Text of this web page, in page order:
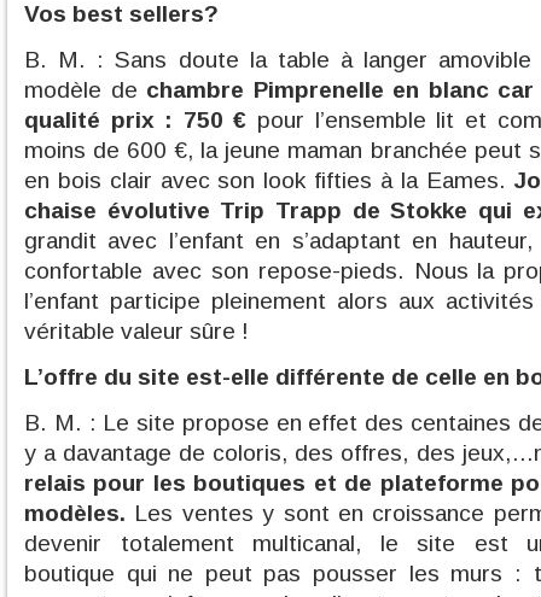
Vos best sellers?
B. M. : Sans doute la table à langer amovible
modèle de chambre Pimprenelle en blanc
qualité prix : 750 € pour l’ensemble lit et
moins de 600 €, la jeune maman branchée peut
en bois clair avec son look fifties à la Eames.
chaise évolutive Trip Trapp de Stokke qui
grandit avec l’enfant en s’adaptant en
confortable avec son repose-pieds. Nous la
l’enfant participe pleinement alors aux
véritable valeur sûre !
L’offre du site est-elle différente de celle en
B. M. : Le site propose en effet des centaines
y a davantage de coloris, des offres, des
relais pour les boutiques et de plateforme
modèles. Les ventes y sont en croissance
devenir totalement multicanal, le site est
boutique qui ne peut pas pousser les murs :